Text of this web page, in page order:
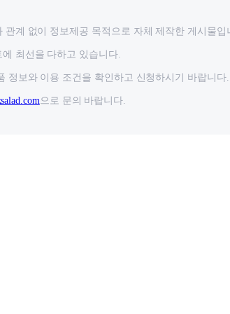
관계 없이 정보제공 목적으로 자체 제작한 게시물입
최선을 다하고 있습니다.
정보와 이용 조건을 확인하고 신청하시기 바랍니다.
으로 문의 바랍니다.